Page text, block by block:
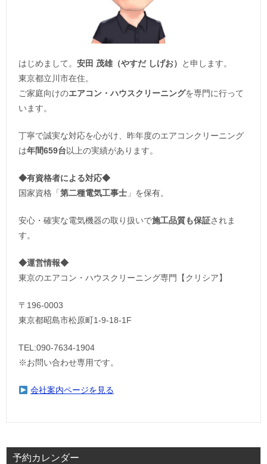
はじめまして。 安田 茂雄（やすだ しげお）
と申します。
東京都立川市在住。
ご家庭向けのエアコン・ハウスクリーニングを専門に行って
います。
丁寧で誠実な対応を心がけ、昨年度のエアコンクリーニング
は年間659台以上の実績があります。
◆有資格者による対応◆
国家資格「 第二種電気工事士 」を保有。
安心・確実な電気機器の取り扱いで施工品質も保証されま
す。
◆運営情報◆
東京のエアコン・ハウスクリーニング専門【クリシア】
〒196-0003
東京都昭島市松原町1-9‐18‐1F
TEL:090-7634-1904
※お問い合わせ専用です。
会社案内ページを見る
予約カレンダー